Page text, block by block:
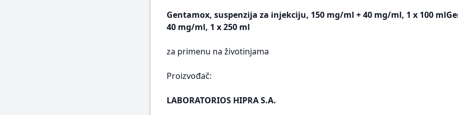
Gentamox, suspenzija za injekciju, 150 mg/ml + 40 mg/ml, 1 x 100
40 mg/ml, 1 x 250 ml
za primenu na životinjama
Proizvođač:
LABORATORIOS HIPRA S.A.